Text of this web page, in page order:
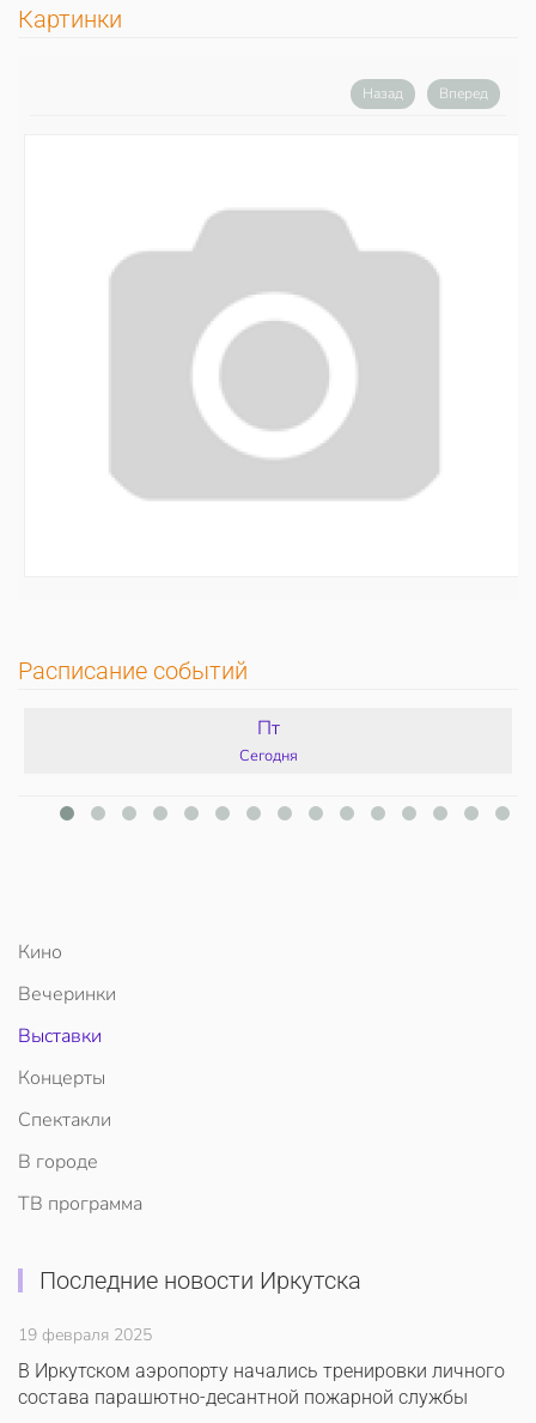
Картинки
Назад Вперед
Расписание событий
Пт
Сегодня
Кино
Вечеринки
Выставки
Концерты
Спектакли
В городе
ТВ программа
Последние новости Иркутска
19 февраля 2025
В Иркутском аэропорту начались тренировки личного
состава парашютно-десантной пожарной службы